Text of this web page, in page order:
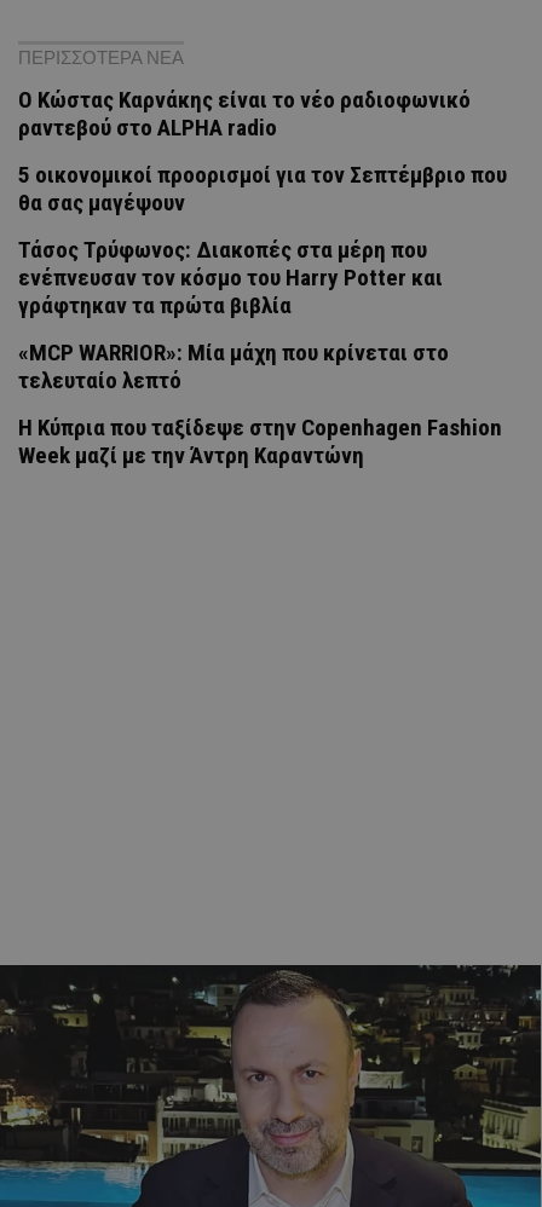
ΠΕΡΙΣΣΟΤΕΡΑ ΝΕΑ
Ο Κώστας Καρνάκης είναι το νέο ραδιοφωνικό
ραντεβού στο ALPHA radio
5 οικονομικοί προορισμοί για τον Σεπτέμβριο που
θα σας μαγέψουν
Τάσος Τρύφωνος: Διακοπές στα μέρη που
ενέπνευσαν τον κόσμο του Harry Potter και
γράφτηκαν τα πρώτα βιβλία
«MCP WARRIOR»: Μία μάχη που κρίνεται στο
τελευταίο λεπτό
Η Κύπρια που ταξίδεψε στην Copenhagen Fashion
Week μαζί με την Άντρη Καραντώνη